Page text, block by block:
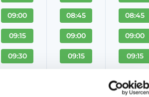
09:00
09:15
09:30
08:45
09:00
09:15
08:45
09:00
09:15